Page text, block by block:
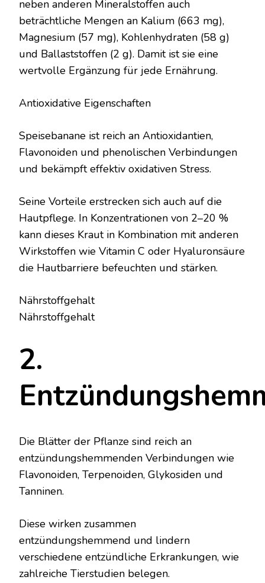
neben anderen Mineralstoffen auch
beträchtliche Mengen an Kalium (663 mg),
Magnesium (57 mg), Kohlenhydraten (58 g)
und Ballaststoffen (2 g). Damit ist sie eine
wertvolle Ergänzung für jede Ernährung.
Antioxidative Eigenschaften
Speisebanane ist reich an Antioxidantien,
Flavonoiden und phenolischen Verbindungen
und bekämpft effektiv oxidativen Stress.
Seine Vorteile erstrecken sich auch auf die
Hautpflege. In Konzentrationen von 2–20 %
kann dieses Kraut in Kombination mit anderen
Wirkstoffen wie Vitamin C oder Hyaluronsäure
die Hautbarriere befeuchten und stärken.
Nährstoffgehalt
Nährstoffgehalt
2.
Die Blätter der Pflanze sind reich an
entzündungshemmenden Verbindungen wie
Flavonoiden, Terpenoiden, Glykosiden und
Tanninen.
Diese wirken zusammen
entzündungshemmend und lindern
verschiedene entzündliche Erkrankungen, wie
zahlreiche Tierstudien belegen.